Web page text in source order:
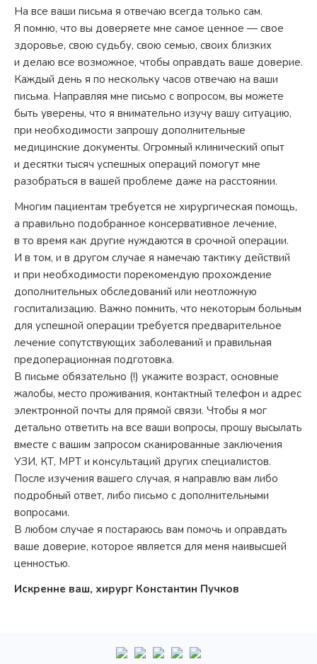
На все ваши письма я отвечаю всегда только сам.
Я помню, что вы доверяете мне самое ценное — свое
здоровье, свою судьбу, свою семью, своих близких
и делаю все возможное, чтобы оправдать ваше доверие.
Каждый день я по нескольку часов отвечаю на ваши
письма. Направляя мне письмо с вопросом, вы можете
быть уверены, что я внимательно изучу вашу ситуацию,
при необходимости запрошу дополнительные
медицинские документы. Огромный клинический опыт
и десятки тысяч успешных операций помогут мне
разобраться в вашей проблеме даже на расстоянии.
Многим пациентам требуется не хирургическая помощь,
а правильно подобранное консервативное лечение,
в то время как другие нуждаются в срочной операции.
И в том, и в другом случае я намечаю тактику действий
и при необходимости порекомендую прохождение
дополнительных обследований или неотложную
госпитализацию. Важно помнить, что некоторым больным
для успешной операции требуется предварительное
лечение сопутствующих заболеваний и правильная
предоперационная подготовка.
В письме обязательно (!) укажите возраст, основные
жалобы, место проживания, контактный телефон и адрес
электронной почты для прямой связи. Чтобы я мог
детально ответить на все ваши вопросы, прошу высылать
вместе с вашим запросом сканированные заключения
УЗИ, КТ, МРТ и консультаций других специалистов.
После изучения вашего случая, я направлю вам либо
подробный ответ, либо письмо с дополнительными
вопросами.
В любом случае я постараюсь вам помочь и оправдать
ваше доверие, которое является для меня наивысшей
ценностью.
Искренне ваш, хирург Константин Пучков